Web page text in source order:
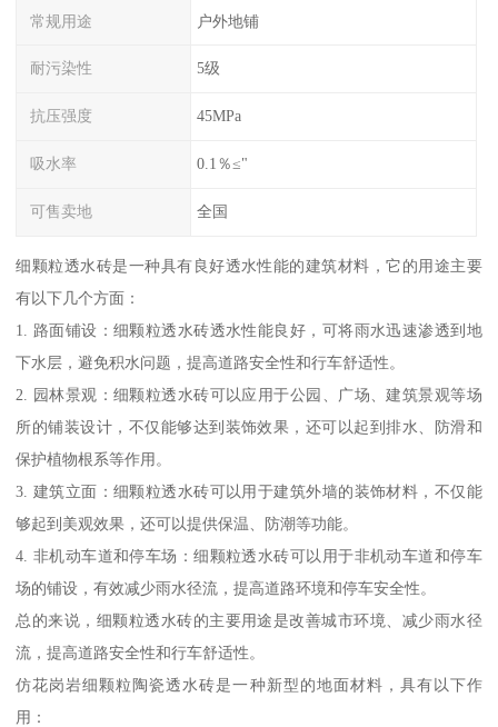
常规用途 户外地铺
耐污染性 5级
抗压强度 45MPa
吸水率 0.1％≤"
可售卖地 全国
细颗粒透水砖是一种具有良好透水性能的建筑材料，它的用途主要
有以下几个方面：
1. 路面铺设：细颗粒透水砖透水性能良好，可将雨水迅速渗透到地
下水层，避免积水问题，提高道路安全性和行车舒适性。
2. 园林景观：细颗粒透水砖可以应用于公园、广场、建筑景观等场
所的铺装设计，不仅能够达到装饰效果，还可以起到排水、防滑和
保护植物根系等作用。
3. 建筑立面：细颗粒透水砖可以用于建筑外墙的装饰材料，不仅能
够起到美观效果，还可以提供保温、防潮等功能。
4. 非机动车道和停车场：细颗粒透水砖可以用于非机动车道和停车
场的铺设，有效减少雨水径流，提高道路环境和停车安全性。
总的来说，细颗粒透水砖的主要用途是改善城市环境、减少雨水径
流，提高道路安全性和行车舒适性。
仿花岗岩细颗粒陶瓷透水砖是一种新型的地面材料，具有以下作
用：